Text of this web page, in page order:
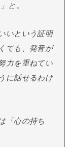
と。
いという証明
ても、発音が
力を重ねてい
に話せるわけ
「心の持ち